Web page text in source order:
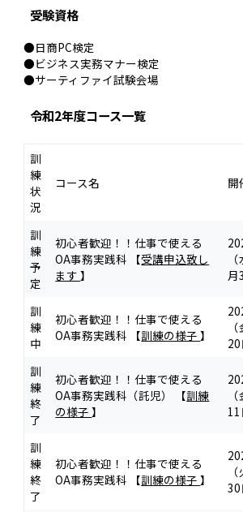
受験資格
●日商PC検定
●ビジネス実務マナー検定
●サーティファイ試験会場
令和2年度コース一覧
訓
練
状
況
コース名 開
訓
練
予
定
初心者歓迎！！仕事で使える
OA事務実践科 【受講申込致し
ます】
月
訓
練
中
初心者歓迎！！仕事で使える
OA事務実践科 【訓練の様子】
20
訓
練
終
了
初心者歓迎！！仕事で使える
OA事務実践科（託児） 【訓練
の様子】
11
訓
練
終
了
初心者歓迎！！仕事で使える
OA事務実践科 【訓練の様子】
30